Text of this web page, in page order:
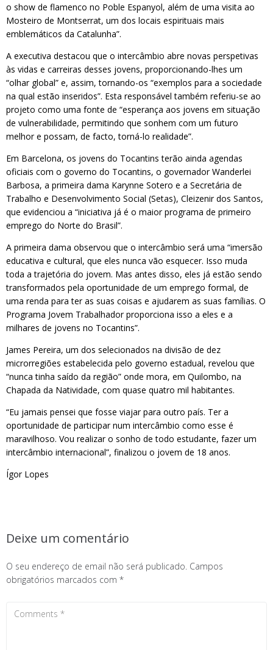
o show de flamenco no Poble Espanyol, além de uma visita ao
Mosteiro de Montserrat, um dos locais espirituais mais
emblemáticos da Catalunha”.
A executiva destacou que o intercâmbio abre novas perspetivas
às vidas e carreiras desses jovens, proporcionando-lhes um
“olhar global” e, assim, tornando-os “exemplos para a sociedade
na qual estão inseridos”. Esta responsável também referiu-se ao
projeto como uma fonte de “esperança aos jovens em situação
de vulnerabilidade, permitindo que sonhem com um futuro
melhor e possam, de facto, torná-lo realidade”.
Em Barcelona, os jovens do Tocantins terão ainda agendas
oficiais com o governo do Tocantins, o governador Wanderlei
Barbosa, a primeira dama Karynne Sotero e a Secretária de
Trabalho e Desenvolvimento Social (Setas), Cleizenir dos Santos,
que evidenciou a “iniciativa já é o maior programa de primeiro
emprego do Norte do Brasil”.
A primeira dama observou que o intercâmbio será uma “imersão
educativa e cultural, que eles nunca vão esquecer. Isso muda
toda a trajetória do jovem. Mas antes disso, eles já estão sendo
transformados pela oportunidade de um emprego formal, de
uma renda para ter as suas coisas e ajudarem as suas famílias. O
Programa Jovem Trabalhador proporciona isso a eles e a
milhares de jovens no Tocantins”.
James Pereira, um dos selecionados na divisão de dez
microrregiões estabelecida pelo governo estadual, revelou que
“nunca tinha saído da região” onde mora, em Quilombo, na
Chapada da Natividade, com quase quatro mil habitantes.
“Eu jamais pensei que fosse viajar para outro país. Ter a
oportunidade de participar num intercâmbio como esse é
maravilhoso. Vou realizar o sonho de todo estudante, fazer um
intercâmbio internacional”, finalizou o jovem de 18 anos.
Ígor Lopes
Deixe um comentário
O seu endereço de email não será publicado. Campos
obrigatórios marcados com *